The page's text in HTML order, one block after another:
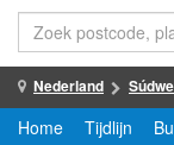
Nederland
Home Tijdlijn